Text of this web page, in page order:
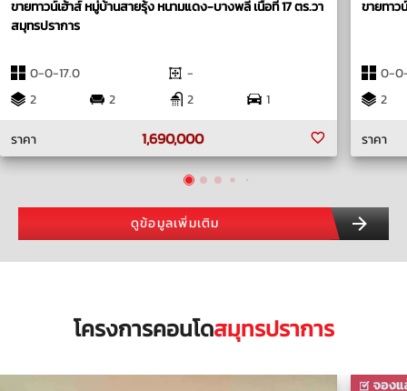
ขายทาวน์เฮ้าส์ หมู่บ้านสายรุ้ง หนามแดง-บางพลี เนื้อที่ 17 ตร.วา
สมุทรปราการ
0-0-17.0
-
2
2 2
1
ราคา
1,690,000
ขายทาว
0-
2
ราคา
ดูข้อมูลเพิ่มเติม
โครงการคอนโดสมุทรปราการ